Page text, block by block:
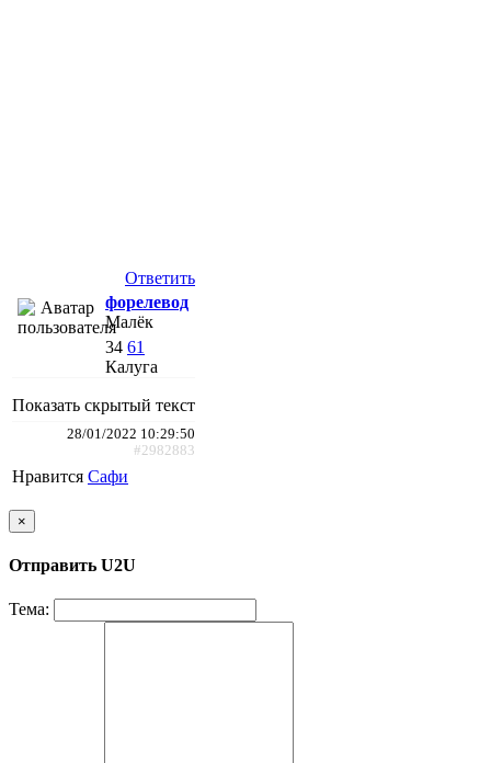
Ответить
форелевод
Малёк
34 61
Калуга
Показать скрытый текст
28/01/2022 10:29:50
#2982883
Нравится Сафи
×
Отправить U2U
Тема: